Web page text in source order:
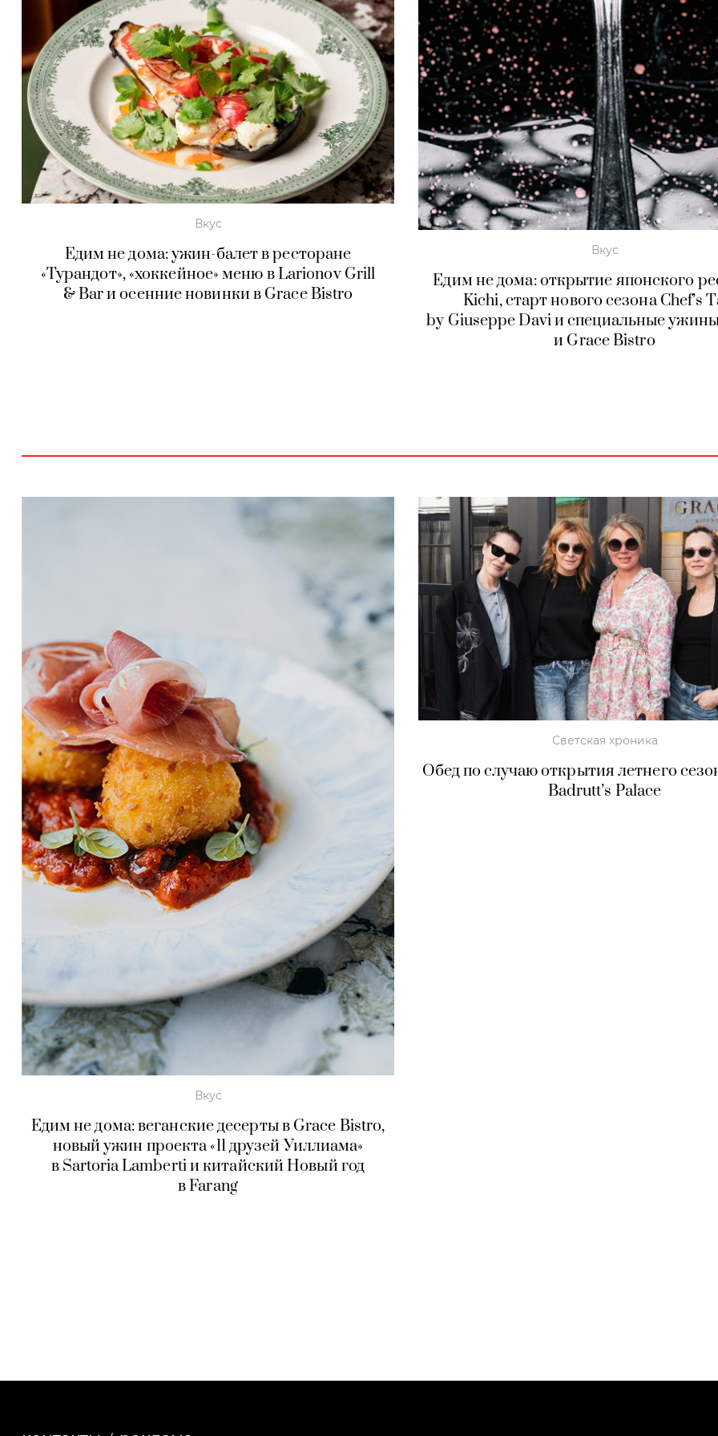
Вкус
Едим не дома: ужин-балет в ресторане
«Турандот», «хоккейное» меню в Larionov Grill
& Bar и осенние новинки в Grace Bistro
Вкус
Едим не дома: открытие японского
Kichi, старт нового сезона Chef’s
by Giuseppe Davi и специальные
и Grace Bistro
Вкус
Едим не дома: веганские десерты в Grace Bistro,
новый ужин проекта «11 друзей Уиллиама»
в Sartoria Lamberti и китайский Новый год
в Farang
Светская хроника
Обед по случаю открытия летнего
Badrutt’s Palace